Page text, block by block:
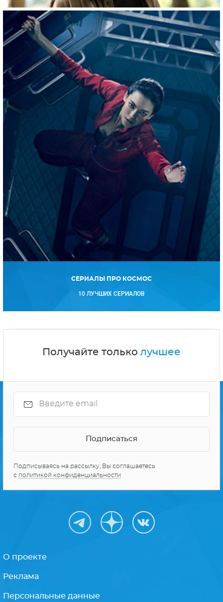
СЕРИАЛЫ ПРО КОСМОС
10 ЛУЧШИХ СЕРИАЛОВ
Получайте только лучшее
Подписываясь на рассылку, Вы соглашаетесь
с политикой конфиденциальности
О проекте
Реклама
Персональные данные